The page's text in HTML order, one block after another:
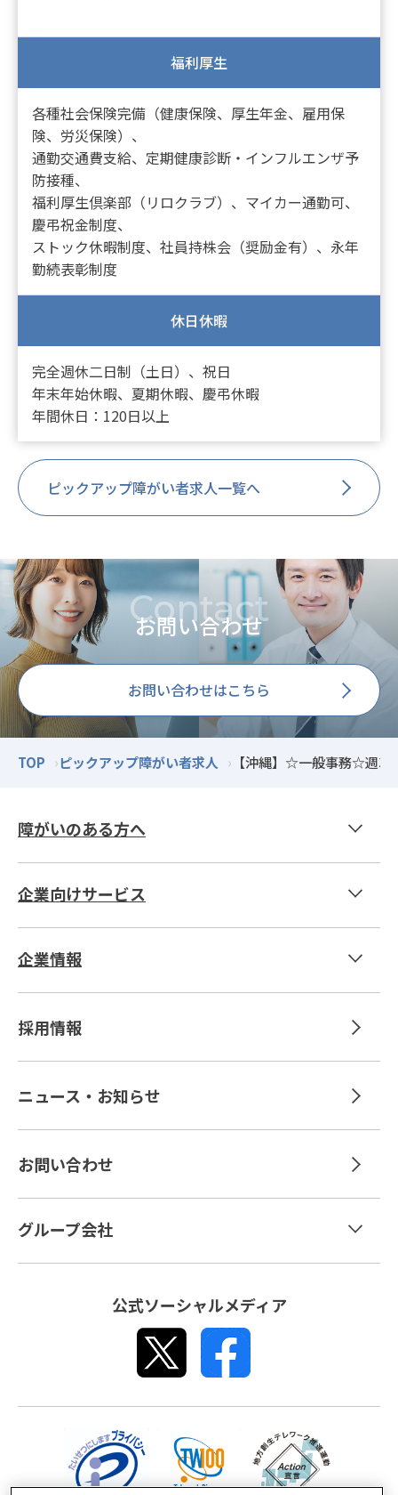
福利厚生
各種社会保険完備（健康保険、厚生年金、雇用保
険、労災保険）、
通勤交通費支給、定期健康診断・インフルエンザ予
防接種、
福利厚生倶楽部（リロクラブ）、マイカー通勤可、
慶弔祝金制度、
ストック休暇制度、社員持株会（奨励金有）、永年
勤続表彰制度
休日休暇
完全週休二日制（土日）、祝日
年末年始休暇、夏期休暇、慶弔休暇
年間休日：120日以上
ピックアップ障がい者求人一覧へ
Contact
お問い合わせ
お問い合わせはこちら
TOP ピックアップ障がい者求人 【沖縄】☆一般事務☆週
障がいのある方へ
社員紹介 H.T.
企業向けサービス
総合コンサルティング
企業情報
採用情報
ニュース・お知らせ
お問い合わせ
グループ会社
エクスペリス・エグゼクティブ
公式ソーシャルメディア